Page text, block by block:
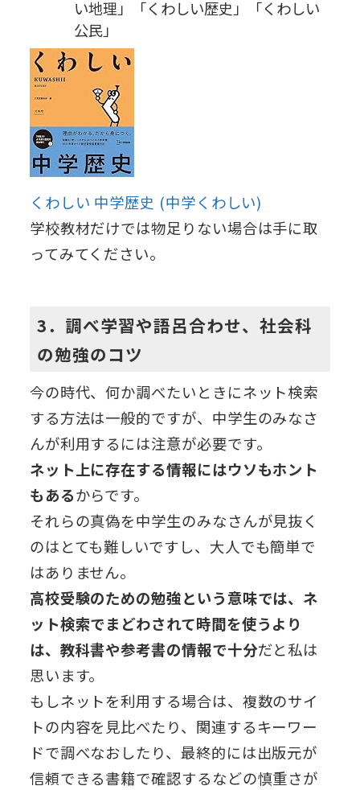
い地理」「くわしい歴史」「くわしい
公民」
くわしい 中学歴史 (中学くわしい)
学校教材だけでは物足りない場合は手に取
ってみてください。
3．調べ学習や語呂合わせ、社会科
の勉強のコツ
今の時代、何か調べたいときにネット検索
する方法は一般的ですが、中学生のみなさ
んが利用するには注意が必要です。
ネット上に存在する情報にはウソもホント
もあるからです。
それらの真偽を中学生のみなさんが見抜く
のはとても難しいですし、大人でも簡単で
はありません。
高校受験のための勉強という意味では、ネ
ット検索でまどわされて時間を使うより
は、教科書や参考書の情報で十分だと私は
思います。
もしネットを利用する場合は、複数のサイ
トの内容を見比べたり、関連するキーワー
ドで調べなおしたり、最終的には出版元が
信頼できる書籍で確認するなどの慎重さが